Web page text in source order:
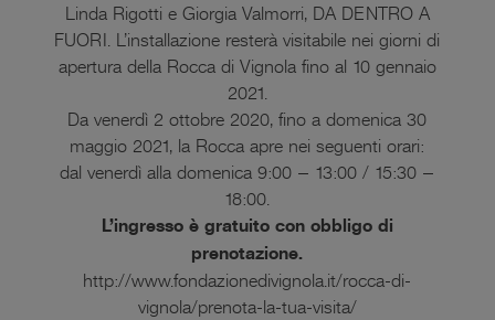
Linda Rigotti e Giorgia Valmorri, DA DENTRO A
FUORI. L’installazione resterà visitabile nei giorni di
apertura della Rocca di Vignola fino al 10 gennaio
2021.
Da venerdì 2 ottobre 2020, fino a domenica 30
maggio 2021, la Rocca apre nei seguenti orari:
dal venerdì alla domenica 9:00 – 13:00 / 15:30 –
18:00.
L’ingresso è gratuito con obbligo di
prenotazione.
http://www.fondazionedivignola.it/rocca-di-
vignola/prenota-la-tua-visita/